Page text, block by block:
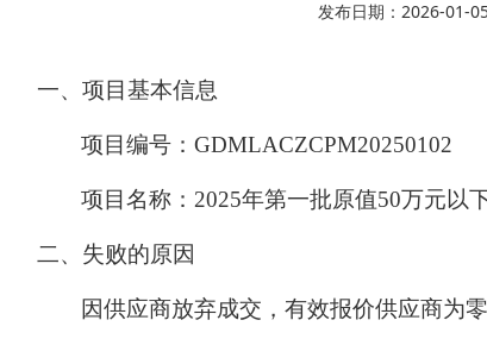
发布日期：2026-01-
一、项目基本信息
项目编号：GDMLACZCPM20250102
项目名称：2025年第一批原值50万元以
二、失败的原因
因供应商放弃成交，有效报价供应商为